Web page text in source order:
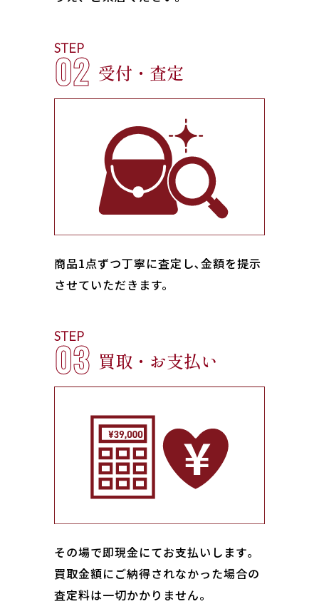
STEP
02 受付・査定
商品1点ずつ丁寧に査定し､金額を提示
させていただきます。
STEP
03 買取・お支払い
その場で即現金にてお支払いします｡
買取金額にご納得されなかった場合の
査定料は一切かかりません。